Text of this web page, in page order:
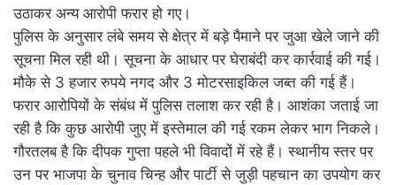
उठाकर अन्य आरोपी फरार हो गए।
पुलिस के अनुसार लंबे समय से क्षेत्र में बड़े पैमाने पर जुआ खेले जाने की
सूचना मिल रही थी। सूचना के आधार पर घेराबंदी कर कार्रवाई की गई।
मौके से 3 हजार रुपये नगद और 3 मोटरसाइकिल जब्त की गई हैं।
फरार आरोपियों के संबंध में पुलिस तलाश कर रही है। आशंका जताई जा
रही है कि कुछ आरोपी जुए में इस्तेमाल की गई रकम लेकर भाग निकले।
गौरतलब है कि दीपक गुप्ता पहले भी विवादों में रहे हैं। स्थानीय स्तर पर
उन पर भाजपा के चुनाव चिन्ह और पार्टी से जुड़ी पहचान का उपयोग कर